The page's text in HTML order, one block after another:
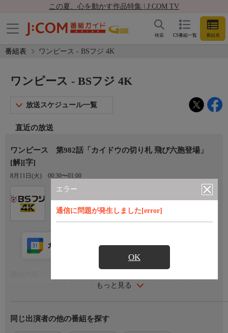
この夏、心を動かす作品特集 | J:COM TV
CS番組一覧 番組表
検索
番組表 ワンピース - BSフジ 4K
エラー
通信に問題が発生しました[error]
OK
ワンピース - BSフジ 4K
放送スケジュール一覧
直近の放送
ワンピース 第982話「カイドウの切り札 飛び六胞登場」
[解][字]
8月11日(火) 00:30〜01:00
Ch.181
BSフジ 4K
もっと見る
カレンダー登録 アプリ視聴
フジテレビで放送され、大人気のアニメ「ワンピース」がＢＳフ
を誇っている尾田栄一郎の人気マンガ「ＯＮＥ ＰＩＥＣＥ」
（ワンピース）。
同じ出演者の他の番組を探す